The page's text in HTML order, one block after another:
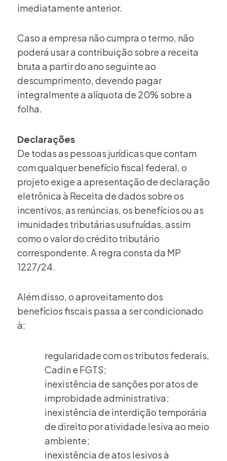
imediatamente anterior.
Caso a empresa não cumpra o termo, não
poderá usar a contribuição sobre a receita
bruta a partir do ano seguinte ao
descumprimento, devendo pagar
integralmente a alíquota de 20% sobre a
folha.
Declarações
De todas as pessoas jurídicas que contam
com qualquer benefício fiscal federal, o
projeto exige a apresentação de declaração
eletrônica à Receita de dados sobre os
incentivos, as renúncias, os benefícios ou as
imunidades tributárias usufruídas, assim
como o valor do crédito tributário
correspondente. A regra consta da MP
1227/24.
Além disso, o aproveitamento dos
benefícios fiscais passa a ser condicionado
à:
regularidade com os tributos federais,
Cadin e FGTS;
inexistência de sanções por atos de
improbidade administrativa;
inexistência de interdição temporária
de direito por atividade lesiva ao meio
ambiente;
inexistência de atos lesivos à